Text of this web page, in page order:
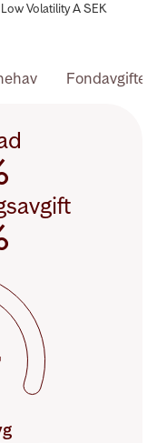
Volatility A SEK
Fondavgifter
0,70 %